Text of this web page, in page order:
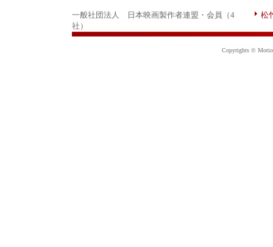
一般社団法人 日本映画製作者連盟・会員（4
社）
松
Copyrights ©